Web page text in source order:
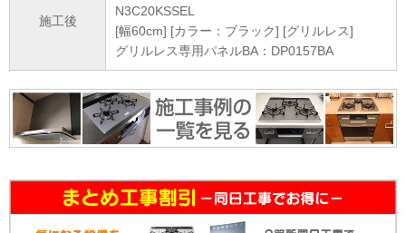
施工後
N3C20KSSEL
[幅60cm] [カラー：ブラック] [グリルレス]
グリルレス専用パネルBA：DP0157BA